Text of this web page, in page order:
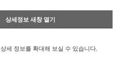
상세정보 새창 열기
상세 정보를 확대해 보실 수 있습니다.